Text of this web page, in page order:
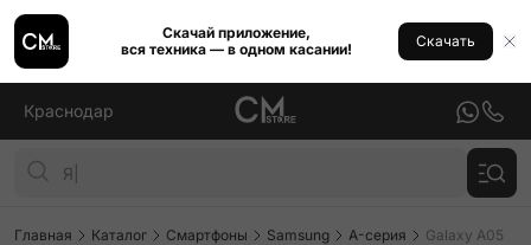
Скачай приложение,
вся техника — в одном касании!
Скачать
Краснодар
Главная Каталог Смартфоны Samsung A-серия Galaxy A05